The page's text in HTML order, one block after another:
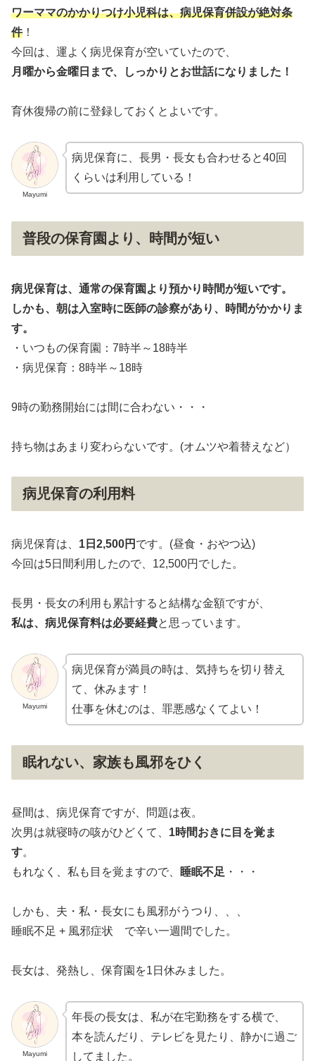
ワーママのかかりつけ小児科は、病児保育併設が絶対条
件！
今回は、運よく病児保育が空いていたので、
月曜から金曜日まで、しっかりとお世話になりました！
育休復帰の前に登録しておくとよいです。
Mayumi
病児保育に、長男・長女も合わせると40回
くらいは利用している！
普段の保育園より、時間が短い
病児保育は、通常の保育園より預かり時間が短いです。
しかも、朝は入室時に医師の診察があり、時間がかかりま
す。
・いつもの保育園：7時半～18時半
・病児保育：8時半～18時
9時の勤務開始には間に合わない・・・
持ち物はあまり変わらないです。(オムツや着替えなど）
病児保育の利用料
病児保育は、 1日2,500円 です。(昼食・おやつ込)
今回は5日間利用したので、12,500円でした。
長男・長女の利用も累計すると結構な金額ですが、
私は、病児保育料は必要経費と思っています。
Mayumi
病児保育が満員の時は、気持ちを切り替え
て、休みます！
仕事を休むのは、罪悪感なくてよい！
眠れない、家族も風邪をひく
昼間は、病児保育ですが、問題は夜。
次男は就寝時の咳がひどくて、 1時間おきに目を覚ま
す。
もれなく、私も目を覚ますので、
睡眠不足 ・・・
しかも、夫・私・長女にも風邪がうつり、、、
睡眠不足 + 風邪症状 で辛い一週間でした。
長女は、発熱し、保育園を1日休みました。
Mayumi
年長の長女は、私が在宅勤務をする横で、
本を読んだり、テレビを見たり、静かに過ご
してました。